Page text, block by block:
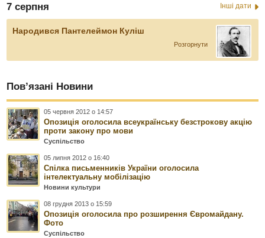
7 серпня Інші дати
Народився Пантелеймон Куліш
Розгорнути
Пов’язані Новини
05 червня 2012 о 14:57
Опозиція оголосила всеукраїнську безстрокову акцію
проти закону про мови
Суспільство
05 липня 2012 о 16:40
Спілка письменників України оголосила
інтелектуальну мобілізацію
Новини культури
08 грудня 2013 о 15:59
Опозиція оголосила про розширення Євромайдану.
Фото
Суспільство